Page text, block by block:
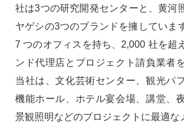
社は3つの研究開発センターと、黄河
ヤゲシの3つのブランドを擁していま
7 つのオフィスを持ち、2,000 社を超
ンド代理店とプロジェクト請負業者
当社は、文化芸術センター、観光パ
機能ホール、ホテル宴会場、講堂、
景観照明などのプロジェクトに最適な